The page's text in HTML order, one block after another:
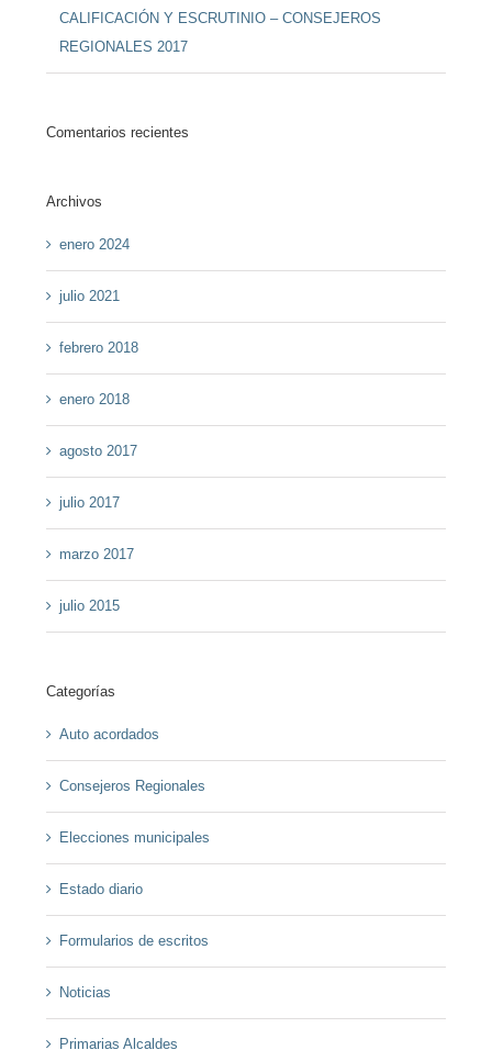
CALIFICACIÓN Y ESCRUTINIO – CONSEJEROS
REGIONALES 2017
Comentarios recientes
Archivos
enero 2024
julio 2021
febrero 2018
enero 2018
agosto 2017
julio 2017
marzo 2017
julio 2015
Categorías
Auto acordados
Consejeros Regionales
Elecciones municipales
Estado diario
Formularios de escritos
Noticias
Primarias Alcaldes